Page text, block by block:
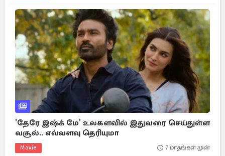
'தேரே இஷ்க் மே' உலகளவில் இதுவரை செய்துள்ள
வசூல்.. எவ்வளவு தெரியுமா
Movie 7 மாதங்கள் முன்